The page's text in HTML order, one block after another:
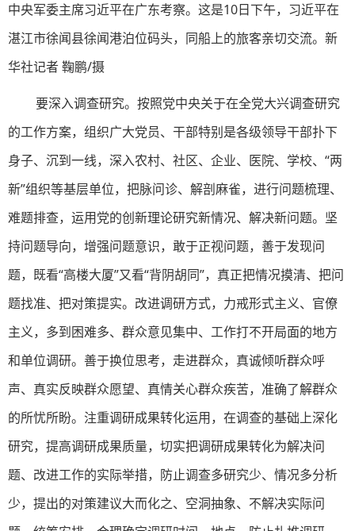
中央军委主席习近平在广东考察。这是10日下午，习近平在
湛江市徐闻县徐闻港泊位码头，同船上的旅客亲切交流。新
华社记者 鞠鹏/摄
要深入调查研究。按照党中央关于在全党大兴调查研究
的工作方案，组织广大党员、干部特别是各级领导干部扑下
身子、沉到一线，深入农村、社区、企业、医院、学校、“两
新”组织等基层单位，把脉问诊、解剖麻雀，进行问题梳理、
难题排查，运用党的创新理论研究新情况、解决新问题。坚
持问题导向，增强问题意识，敢于正视问题，善于发现问
题，既看“高楼大厦”又看“背阴胡同”，真正把情况摸清、把问
题找准、把对策提实。改进调研方式，力戒形式主义、官僚
主义，多到困难多、群众意见集中、工作打不开局面的地方
和单位调研。善于换位思考，走进群众，真诚倾听群众呼
声、真实反映群众愿望、真情关心群众疾苦，准确了解群众
的所忧所盼。注重调研成果转化运用，在调查的基础上深化
研究，提高调研成果质量，切实把调研成果转化为解决问
题、改进工作的实际举措，防止调查多研究少、情况多分析
少，提出的对策建议大而化之、空洞抽象、不解决实际问